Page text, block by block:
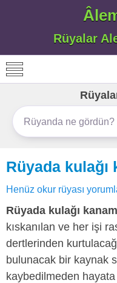
Rüyalar
Rüyada kulağı
Henüz okur rüyası
Rüyada kulağı
kıskanılan ve her işi
dertlerinden
bulunacak bir kaynak
kaybedilmeden